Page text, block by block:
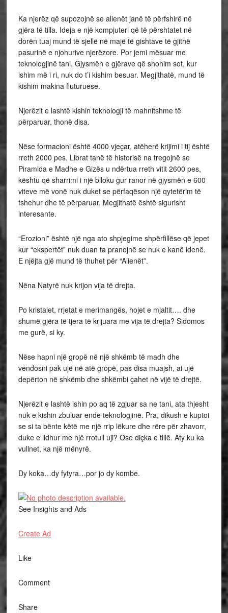
Ka njerëz që supozojnë se alienët janë të përfshirë në
gjëra të tilla. Ideja e një kompjuteri që të përshtatet në
dorën tuaj mund të sjellë në majë të gishtave të gjithë
pasurinë e njohurive njerëzore. Por jemi mësuar me
teknologjinë tani. Gjysmën e gjërave që shohim sot, kur
ishim më i ri, nuk do t’i kishim besuar. Megjithatë, mund të
kishim makina fluturuese.
Njerëzit e lashtë kishin teknologji të mahnitshme të
përparuar, thonë disa.
Nëse formacioni është 4000 vjeçar, atëherë krijimi i tij është
rreth 2000 pes. Librat tanë të historisë na tregojnë se
Piramida e Madhe e Gizës u ndërtua rreth vitit 2600 pes,
kështu që sharrimi i një blloku gur ranor në gjysmën e 600
viteve më vonë nuk duket se përfaqëson një qytetërim të
fshehur dhe të përparuar. Megjithatë është sigurisht
interesante.
“Erozioni” është një nga ato shpjegime shpërfillëse që jepet
kur “ekspertët” nuk duan ta pranojnë se nuk e kanë idenë.
E njëjta gjë mund të thuhet për “Alienët”.
Nëna Natyrë nuk krijon vija të drejta.
Po kristalet, rrjetat e merimangës, hojet e mjaltit…. dhe
shumë gjëra të tjera të krijuara me vija të drejta? Sidomos
me gurë, si ky.
Nëse hapni një gropë në një shkëmb të madh dhe
vendosni pak ujë në atë gropë, pas disa muajsh, ai ujë
depërton në shkëmb dhe shkëmbi çahet në vijë të drejtë.
Njerëzit e lashtë ishin po aq të zgjuar sa ne tani, ata thjesht
nuk e kishin zbuluar ende teknologjinë. Pra, dikush e kuptoi
se si ta bënte këtë me një rrip lëkure dhe rëre për zhavorr,
duke e lidhur me një rrotull uji? Ose diçka e tillë. Aty ku ka
vullnet, ka një mënyrë.
Dy koka…dy fytyra…por jo dy kombe.
See Insights and Ads
Create Ad
Like
Comment
Share